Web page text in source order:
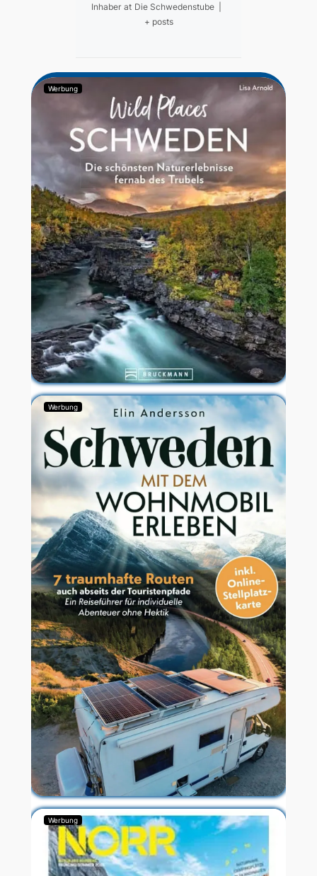
Inhaber at Die Schwedenstube
+ posts
Werbung
Werbung
Werbung